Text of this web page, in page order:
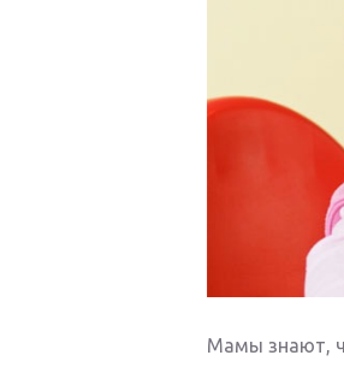
Мамы знают,